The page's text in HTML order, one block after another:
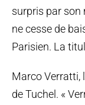
surpris par son
ne cesse de
Parisien. La
Marco Verratti,
de Tuchel. «